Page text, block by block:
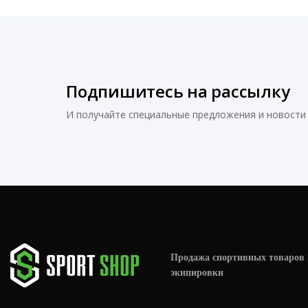
Подпишитесь на рассылку
И получайте специальные предложения и
Продажа спортивных товаров
экипировки